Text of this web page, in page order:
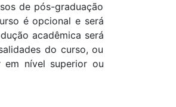
de pós-graduação
é opcional e será
acadêmica será
do curso, ou
nível superior ou